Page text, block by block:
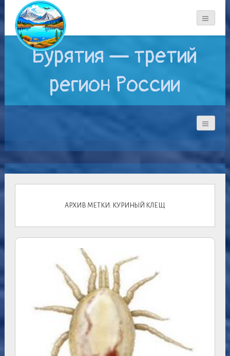
Бурятия — третий
регион России
АРХИВ МЕТКИ: КУРИНЫЙ КЛЕЩ